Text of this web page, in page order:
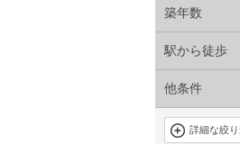
敷金なし
礼金１ヶ
フリーレン
4LDK〜
指定なし
築年数
指定なし
5年以内
15年以内
駅から徒歩
指定なし
10分以内
他条件
駐車場有
詳細な絞